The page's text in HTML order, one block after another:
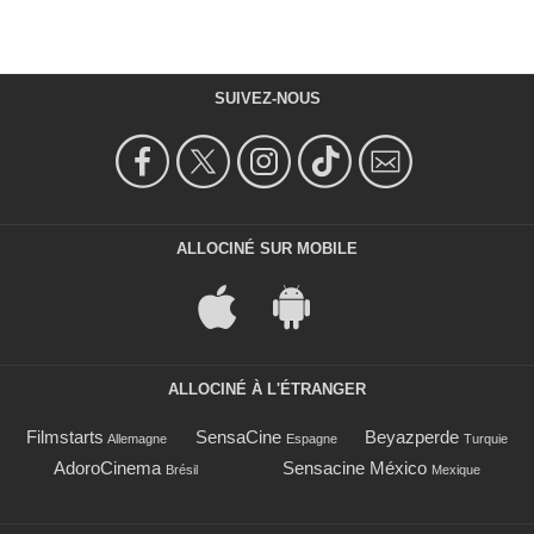
SUIVEZ-NOUS
ALLOCINÉ SUR MOBILE
ALLOCINÉ À L'ÉTRANGER
Filmstarts Allemagne SensaCine Espagne Beyazperde Turquie
AdoroCinema Brésil Sensacine México Mexique